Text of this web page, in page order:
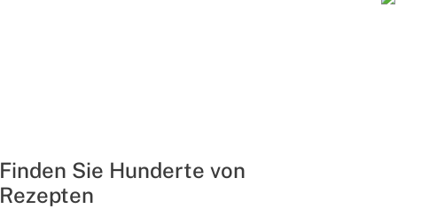
Finden Sie Hunderte von
Rezepten